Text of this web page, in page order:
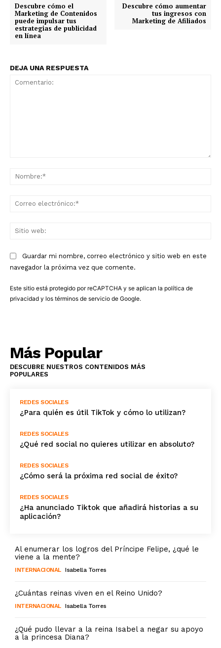
Descubre cómo el
Marketing de Contenidos
puede impulsar tus
estrategias de publicidad
en línea
Descubre cómo aumentar
tus ingresos con
Marketing de Afiliados
DEJA UNA RESPUESTA
Guardar mi nombre, correo electrónico y sitio web en este
navegador la próxima vez que comente.
Este sitio está protegido por reCAPTCHA y se aplican la política de
privacidad y los términos de servicio de Google.
Más Popular
DESCUBRE NUESTROS CONTENIDOS MÁS
POPULARES
REDES SOCIALES
¿Para quién es útil TikTok y cómo lo utilizan?
REDES SOCIALES
¿Qué red social no quieres utilizar en absoluto?
REDES SOCIALES
¿Cómo será la próxima red social de éxito?
REDES SOCIALES
¿Ha anunciado Tiktok que añadirá historias a su
aplicación?
Al enumerar los logros del Príncipe Felipe, ¿qué le
viene a la mente?
INTERNACIONAL Isabella Torres
¿Cuántas reinas viven en el Reino Unido?
INTERNACIONAL Isabella Torres
¿Qué pudo llevar a la reina Isabel a negar su apoyo
a la princesa Diana?